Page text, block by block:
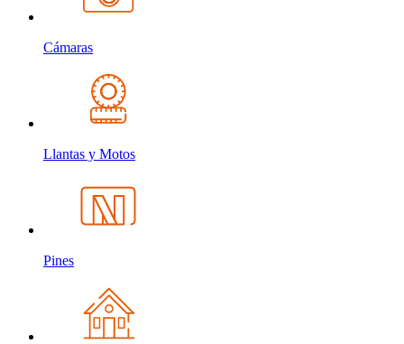
Cámaras
Llantas y Motos
Pines